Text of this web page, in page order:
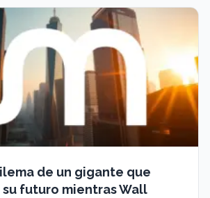
de un gigante que
futuro mientras Wall